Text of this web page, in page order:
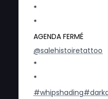
*
*
AGENDA FERMÉ
@salehistoiretattoo
*
*
#whipshading